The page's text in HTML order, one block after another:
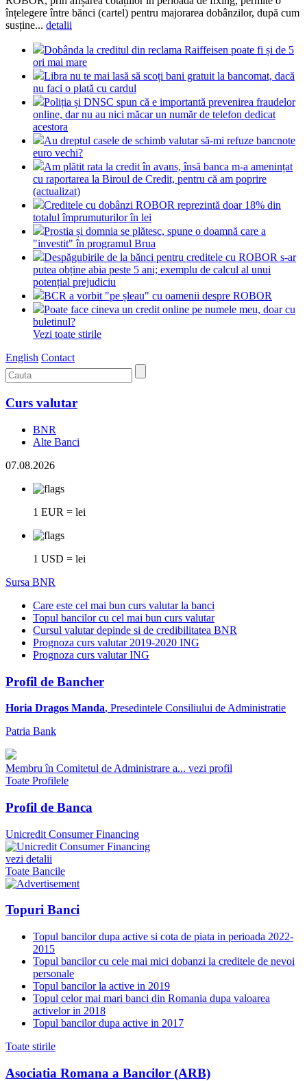
înțelegere între bănci (cartel) pentru majorarea dobânzilor, după cum
susține... detalii
Dobânda la creditul din reclama Raiffeisen poate fi și de 5
ori mai mare
Libra nu te mai lasă să scoți bani gratuit la bancomat, dacă
nu faci o plată cu cardul
Poliția și DNSC spun că e importantă prevenirea fraudelor
online, dar nu au nici măcar un număr de telefon dedicat
acestora
Au dreptul casele de schimb valutar să-mi refuze bancnote
euro vechi?
Am plătit rata la credit în avans, însă banca m-a amenințat
cu raportarea la Biroul de Credit, pentru că am poprire
(actualizat)
Creditele cu dobânzi ROBOR reprezintă doar 18% din
totalul împrumuturilor în lei
Prostia și domnia se plătesc, spune o doamnă care a
"investit" în programul Brua
Despăgubirile de la bănci pentru creditele cu ROBOR s-ar
putea obține abia peste 5 ani; exemplu de calcul al unui
potențial prejudiciu
BCR a vorbit "pe șleau" cu oamenii despre ROBOR
Poate face cineva un credit online pe numele meu, doar cu
buletinul?
Vezi toate stirile
English Contact
Curs valutar
BNR
Alte Banci
07.08.2026
1 EUR = lei
1 USD = lei
Sursa BNR
Care este cel mai bun curs valutar la banci
Topul bancilor cu cel mai bun curs valutar
Cursul valutar depinde si de credibilitatea BNR
Prognoza curs valutar 2019-2020 ING
Prognoza curs valutar ING
Profil de Bancher
Horia Dragos Manda, Presedintele Consiliului de Administratie
Patria Bank
Membru în Comitetul de Administrare a... vezi profil
Toate Profilele
Profil de Banca
Unicredit Consumer Financing
vezi detalii
Toate Bancile
Topuri Banci
Topul bancilor dupa active si cota de piata in perioada 2022-
2015
Topul bancilor cu cele mai mici dobanzi la creditele de nevoi
personale
Topul bancilor la active in 2019
Topul celor mai mari banci din Romania dupa valoarea
activelor in 2018
Topul bancilor dupa active in 2017
Toate stirile
Asociatia Romana a Bancilor (ARB)